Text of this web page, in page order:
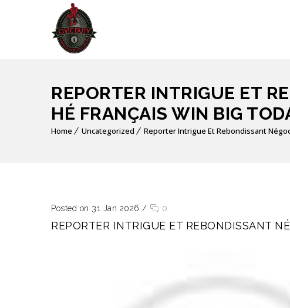
REPORTER INTRIGUE ET
HÉ FRANÇAIS WIN BIG
Home Uncategorized Reporter Intrigue Et Rebondissant
Posted on 31 Jan 2026 / 0
REPORTER INTRIGUE ET REBONDISSANT